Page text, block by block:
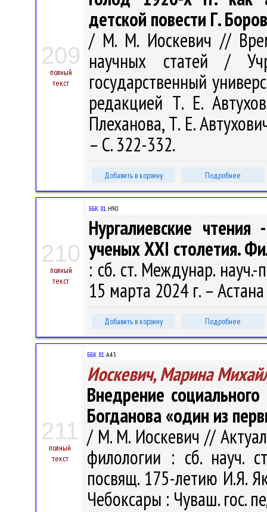
209
полный
текст
детской повести Г.
/ М. М. Иоскевич //
научных статей /
государственный
редакцией Т. Е.
Плеханова, Т. Е.
– С. 322-332.
Добавить в корзину Подробнее
210
полный
текст
ББК 81.Н90
Нургалиевские
ученых ХХI столетия.
: сб. ст. Междунар.
15 марта 2024 г. –
Добавить в корзину Подробнее
211
полный
текст
ББК 81.А43
Иоскевич, Марина
Внедрение
Богданова «один из
/ М. М. Иоскевич //
филологии : сб. науч.
посвящ. 175-летию И.Я.
Чебоксары : Чуваш. гос.